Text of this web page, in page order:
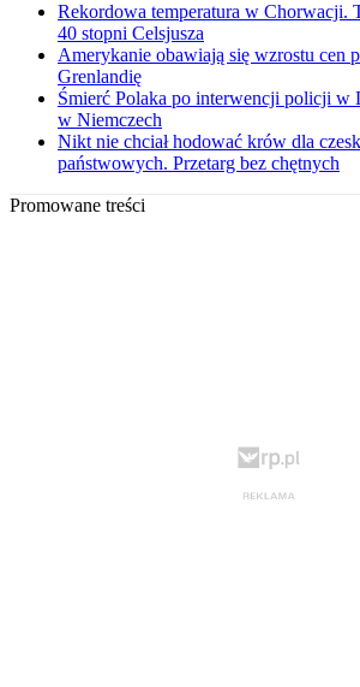
Rekordowa temperatura w Chorwacji.
40 stopni Celsjusza
Amerykanie obawiają się wzrostu cen
Grenlandię
Śmierć Polaka po interwencji policji w
w Niemczech
Nikt nie chciał hodować krów dla
państwowych. Przetarg bez chętnych
Promowane treści